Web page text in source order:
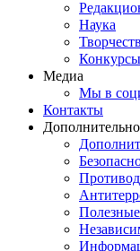
Наука
Конкурсы
Медиа
Мы в
Контакты
Дополнительно